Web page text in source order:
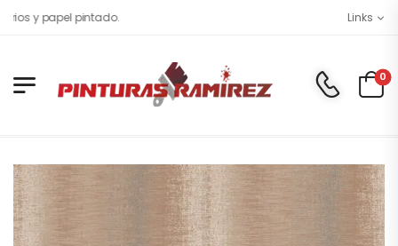
y papel pintado. Links
0